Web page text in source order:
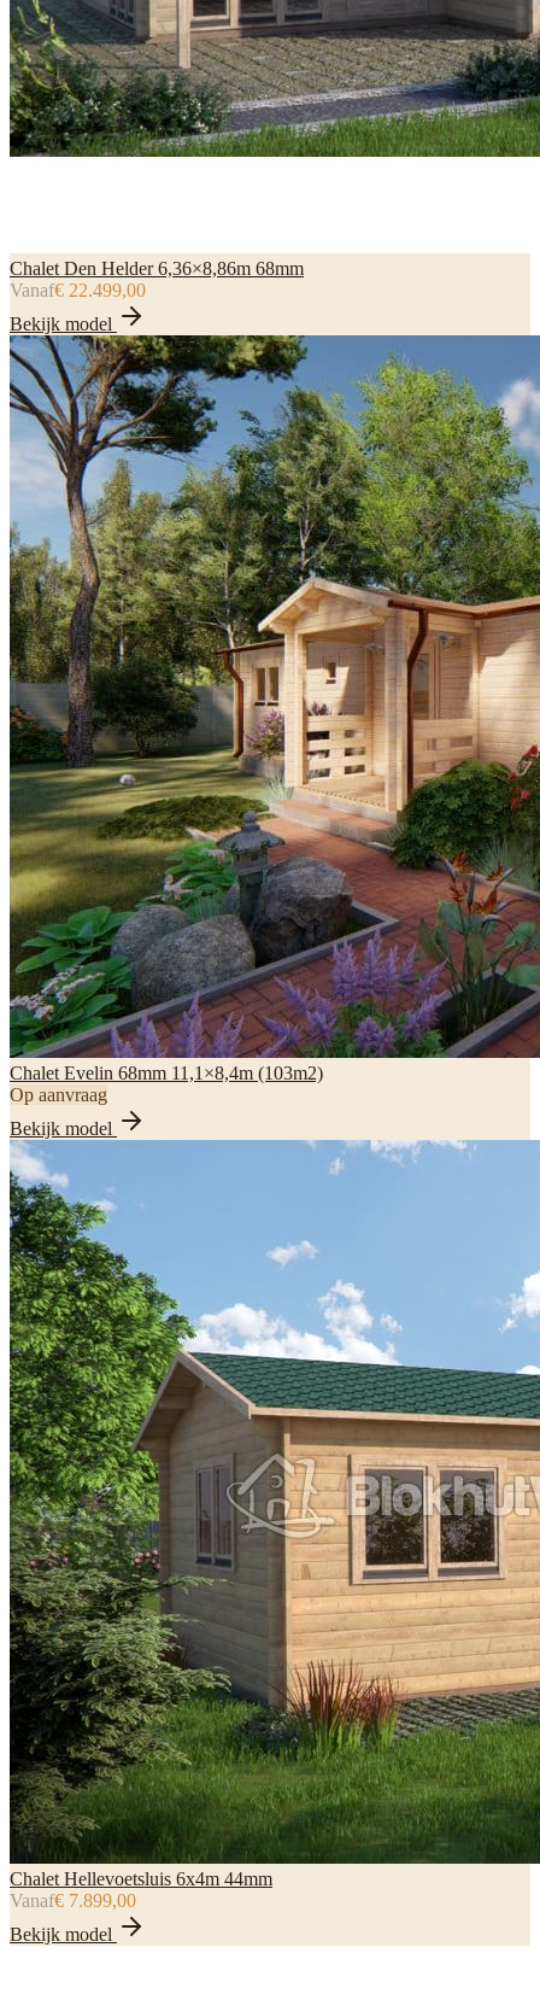
Chalet Den Helder 6,36×8,86m 68mm
Vanaf€ 22.499,00
Bekijk model
Chalet Evelin 68mm 11,1×8,4m (103m2)
Op aanvraag
Bekijk model
Chalet Hellevoetsluis 6x4m 44mm
Vanaf€ 7.899,00
Bekijk model